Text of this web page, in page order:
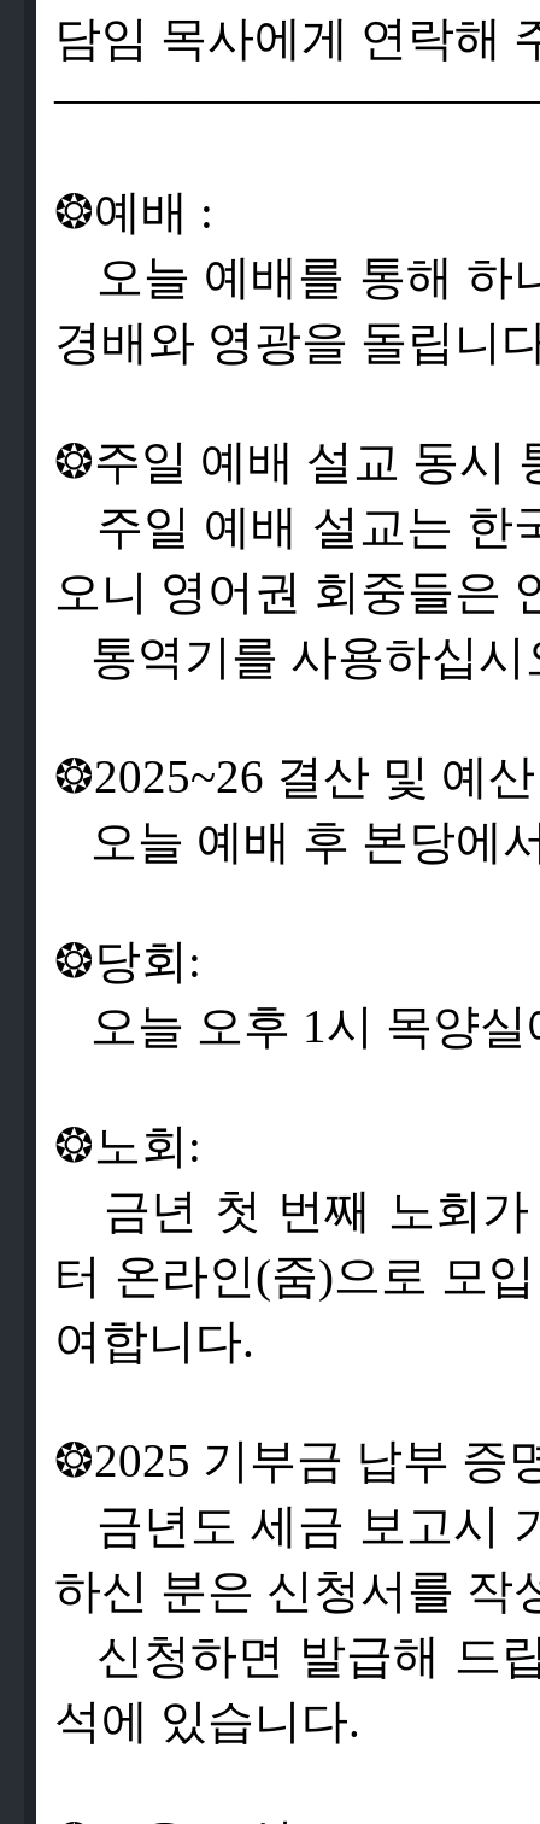
담임 목사에게 연 락해
❂예배 :
오늘 예배를 통해 하
경배와 영광을 돌립 니
❂주일 예배 설 교 동시
주일 예배 설 교는 한
오니 영어 권 회중들은
통역 기를 사용하십시
❂2025~26 결산 및 예산
오늘 예배 후 본당에
❂당회 :
오늘 오후 1시 목양실
❂노회 :
금년 첫 번째 노회가
터 온라인(줌)으로 모입
여 합니 다.
❂2025 기부금 납부 증
금년 도 세금 보고시
하신 분은 신청서를 작
신청하면 발급해 드
석에 있습니 다.